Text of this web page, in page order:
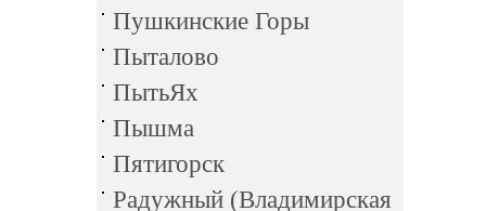
Пушкинские Горы
Пыталово
ПытьЯх
Пышма
Пятигорск
Радужный (Владимирская